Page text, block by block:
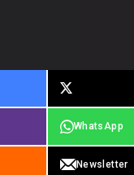
WhatsApp
Newsletter